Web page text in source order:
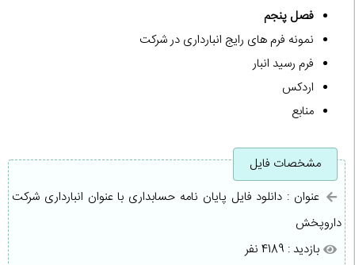
فصل پنجم
نمونه فرم های رایج انبارداری در شرکت
فرم رسید انبار
اردکس
منابع
مشخصات فایل
عنوان : دانلود فایل پایان نامه حسابداری با عنوان انبارداری شرکت
داروپخش
بازدید : 4189 نفر